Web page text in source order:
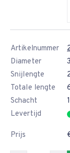
Artikelnummer
Diameter
Snijlengte
Totale lengte
Schacht
Levertijd
Prijs